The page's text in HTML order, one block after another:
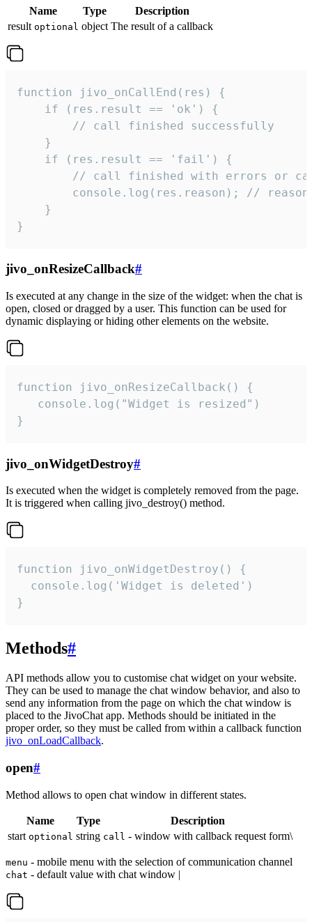
Name Type
Description
result optional object The result of a callback
function jivo_onCallEnd(res) {
    if (res.result == 'ok') {
        // call finished successfully
    }
    if (res.result == 'fail') {
// call finished with errors or
console.log(res.reason); //
    }
}
jivo_onResizeCallback#
Is executed at any change in the size of the widget: when the chat is
open, closed or dragged by a user. This function can be used for
dynamic displaying or hiding other elements on the website.
function jivo_onResizeCallback() {
   console.log("Widget is resized")
}
jivo_onWidgetDestroy#
Is executed when the widget is completely removed from the page.
It is triggered when calling jivo_destroy() method.
function jivo_onWidgetDestroy() {
  console.log('Widget is deleted')
}
Methods#
API methods allow you to customise chat widget on your website.
They can be used to manage the chat window behavior, and also to
send any information from the page on which the chat window is
placed to the JivoChat app. Methods should be initiated in the
proper order, so they must be called from within a callback function
jivo_onLoadCallback.
open#
Method allows to open chat window in different states.
Name Type
Description
start optional string call - window with callback request form\
menu - mobile menu with the selection of communication channel
chat - default value with chat window |